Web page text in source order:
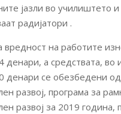
јазли во училиштето и
радијатори .
вредност на работите
денари, а средствата, во
денари се обезбедени
развој, програма за
развој за 2019 година,